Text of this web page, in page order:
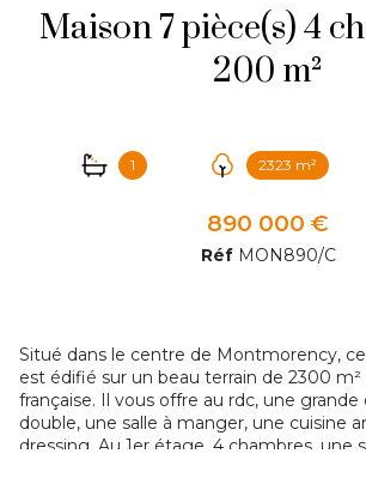
Maison 7 pièce(s) 4 chambre(s)
200 m²
1 2323 m²
890 000 €
Réf MON890/C
Situé dans le centre de Montmorency,
est édifié sur un beau terrain de 2300 m²
française. Il vous offre au rdc, une
double, une salle à manger, une cuisine
dressing. Au 1er étage, 4 chambres, une